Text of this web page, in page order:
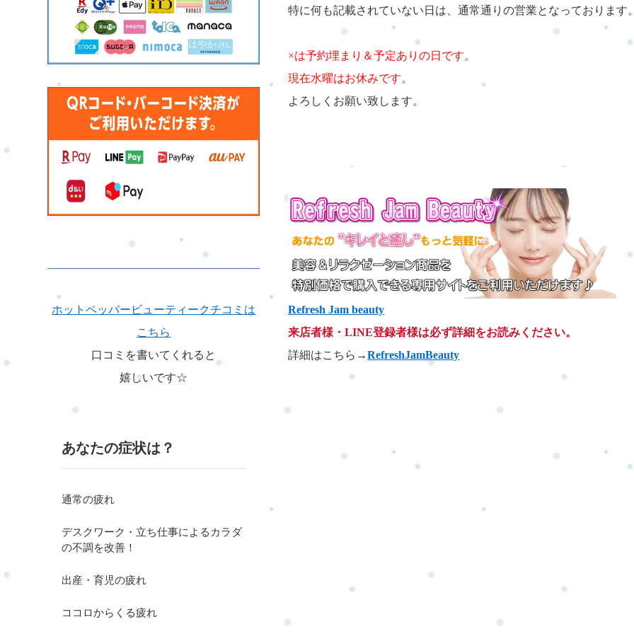
特に何も記載されていない日は、通常通りの営業となっております
×は予約埋まり＆予定ありの日です。
現在水曜はお休みです。
よろしくお願い致します。
Refresh Jam beauty
来店者様・LINE登録者様は必ず詳細をお読みください。
詳細はこちら→RefreshJamBeauty
ホットペッパービューティークチコミは
こちら
口コミを書いてくれると
嬉しいです☆
あなたの症状は？
通常の疲れ
デスクワーク・立ち仕事によるカラダ
の不調を改善！
出産・育児の疲れ
ココロからくる疲れ